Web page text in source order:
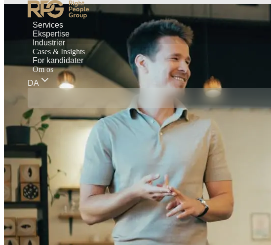
Services
Ekspertise
Industrier
Cases & Insights
For kandidater
Om os
DA